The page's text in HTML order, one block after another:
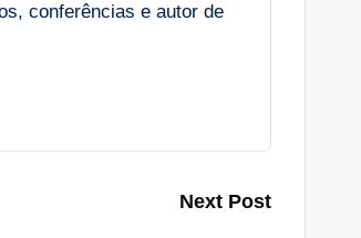
conferências e autor de
Next Post